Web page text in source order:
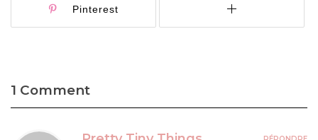
Pinterest
1 Comment